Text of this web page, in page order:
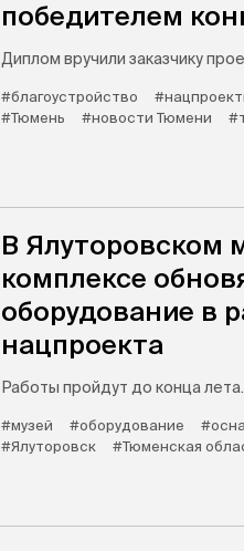
победителем
Диплом вручили заказчику
#благоустройство
#Тюмень
#новости Тюмени
В Ялуторовском
комплексе
оборудование в
нацпроекта
Работы пройдут до конца лета.
#музей #оборудование
#Ялуторовск
#Тюменская